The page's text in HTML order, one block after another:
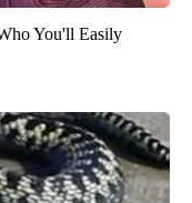
You'll Easily